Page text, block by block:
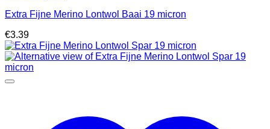
Extra Fijne Merino Lontwol Baai 19 micron
€3.39